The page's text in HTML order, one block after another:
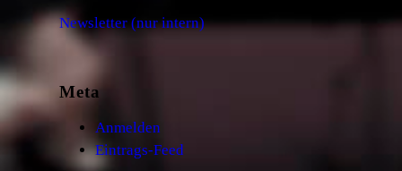
Newsletter (nur intern)
Meta
Anmelden
Eintrags-Feed